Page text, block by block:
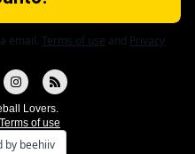
email. Terms of use and Privacy
Lovers.
Terms of use
by beehiiv